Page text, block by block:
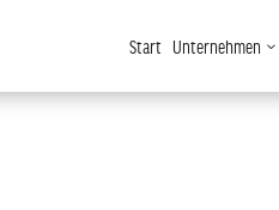
Start 3
Unternehmen